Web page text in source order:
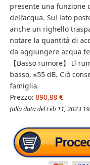
presente una funzione
dell’acqua. Sul lato
anche un righello
notare la quantità di
da aggiungere acqua
【Basso rumore】 Il
basso, ≤55 dB. Ciò
famiglia.
Prezzo: 890,88 €
(alla data del Feb 11, 2023